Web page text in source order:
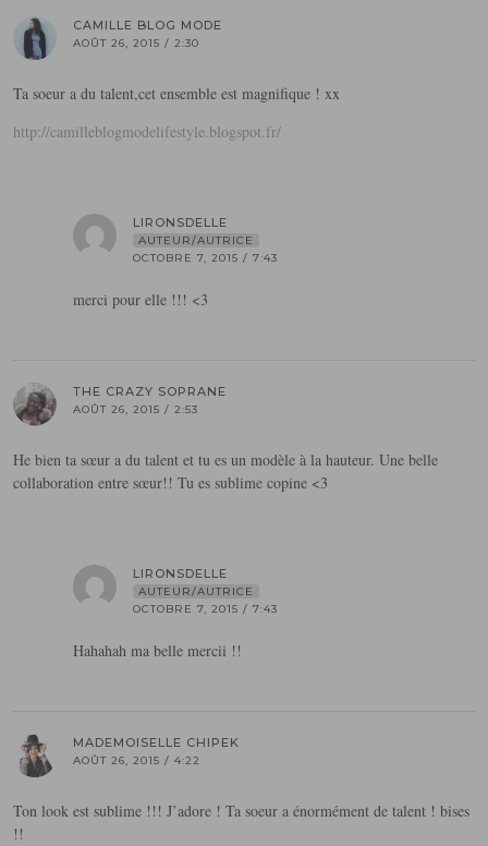
CAMILLE BLOG MODE
AOÛT 26, 2015 / 2:30
Ta soeur a du talent,cet ensemble est magnifique ! xx
http://camilleblogmodelifestyle.blogspot.fr/
LIRONSDELLE
AUTEUR/AUTRICE
OCTOBRE 7, 2015 / 7:43
merci pour elle !!! <3
THE CRAZY SOPRANE
AOÛT 26, 2015 / 2:53
He bien ta sœur a du talent et tu es un modèle à la hauteur. Une belle
collaboration entre sœur!! Tu es sublime copine <3
LIRONSDELLE
AUTEUR/AUTRICE
OCTOBRE 7, 2015 / 7:43
Hahahah ma belle mercii !!
MADEMOISELLE CHIPEK
AOÛT 26, 2015 / 4:22
Ton look est sublime !!! J’adore ! Ta soeur a énormément de talent ! bises
!!